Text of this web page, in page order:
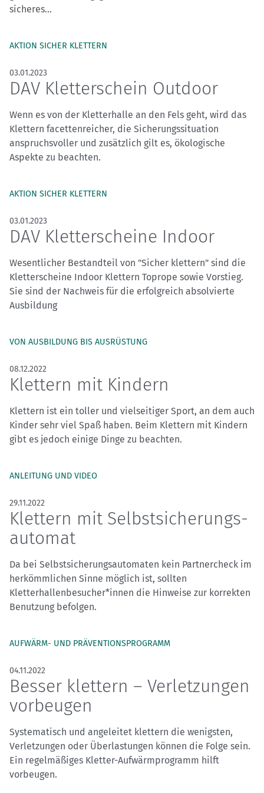
sicheres...
AKTION SICHER KLETTERN
03.01.2023
DAV Kletterschein Outdoor
Wenn es von der Kletterhalle an den Fels geht, wird das
Klettern facettenreicher, die Sicherungssituation
anspruchsvoller und zusätzlich gilt es, ökologische
Aspekte zu beachten.
AKTION SICHER KLETTERN
03.01.2023
DAV Kletterscheine Indoor
Wesentlicher Bestandteil von "Sicher klettern" sind die
Kletterscheine Indoor Klettern Toprope sowie Vorstieg.
Sie sind der Nachweis für die erfolgreich absolvierte
Ausbildung
VON AUSBILDUNG BIS AUSRÜSTUNG
08.12.2022
Klettern mit Kindern
Klettern ist ein toller und vielseitiger Sport, an dem auch
Kinder sehr viel Spaß haben. Beim Klettern mit Kindern
gibt es jedoch einige Dinge zu beachten.
ANLEITUNG UND VIDEO
29.11.2022
Klettern mit Selbstsicherungs­
automat
Da bei Selbstsicherungsautomaten kein Partnercheck im
herkömmlichen Sinne möglich ist, sollten
Kletterhallenbesucher*innen die Hinweise zur korrekten
Benutzung befolgen.
AUFWÄRM- UND PRÄVENTIONSPROGRAMM
04.11.2022
Besser klettern – Verletzungen
vorbeugen
Systematisch und angeleitet klettern die wenigsten,
Verletzungen oder Überlastungen können die Folge sein.
Ein regelmäßiges Kletter-Aufwärmprogramm hilft
vorbeugen.